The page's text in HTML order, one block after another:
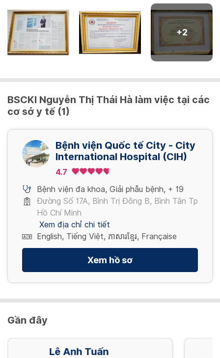
- Siêu âm tuyến giáp
- CT ngực - không tiêm thuốc tương phản
- Khám sản phụ khoa
- Pap's smear-Thin prep
- HPV định type,PCR-ELSA
- Máu ẩn trong phân, test nhanh
+2
BSCKI Nguyễn Thị Thái Hà làm việc tại các
cơ sở y tế (1)
Bệnh viện Quốc tế City - City
International Hospital (CIH)
4.7
Bệnh viện đa khoa, Giải phẫu bệnh, + 19
Đường Số 17A, Bình Trị Đông B, Bình Tân Tp
Hồ Chí Minh
Xem địa chỉ chi tiết
English, Tiếng Việt, ភាសារខ្មែរ, Française
Xem hồ sơ
Gần đây
Lê Anh Tuấn